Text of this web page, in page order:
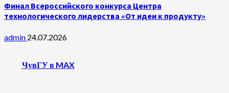
Финал Всероссийского конкурса Центра
технологического лидерства «От идеи к продукту»
admin 24.07.2026
ЧувГУ в MAX